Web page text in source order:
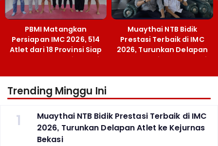
PBMI Matangkan
Persiapan IMC 2026, 514
Atlet dari 18 Provinsi Siap
Berlaga Besok di Bekasi
Muaythai NTB Bidik
Prestasi Terbaik di IMC
2026, Turunkan Delapan
Atlet ke Kejurnas Bekasi
Trending Minggu Ini
1
Muaythai NTB Bidik Prestasi Terbaik di IMC
2026, Turunkan Delapan Atlet ke Kejurnas
Bekasi